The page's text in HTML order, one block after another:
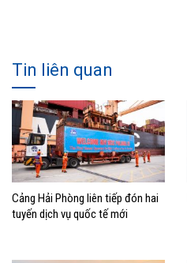
Tin liên quan
Cảng Hải Phòng liên tiếp đón hai
tuyến dịch vụ quốc tế mới